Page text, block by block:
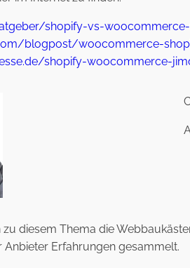
shopify-vs-
blogpost/woocommerce-
shopify-woocommerce-
diesem Thema die
Anbieter Erfahrungen gesammelt.